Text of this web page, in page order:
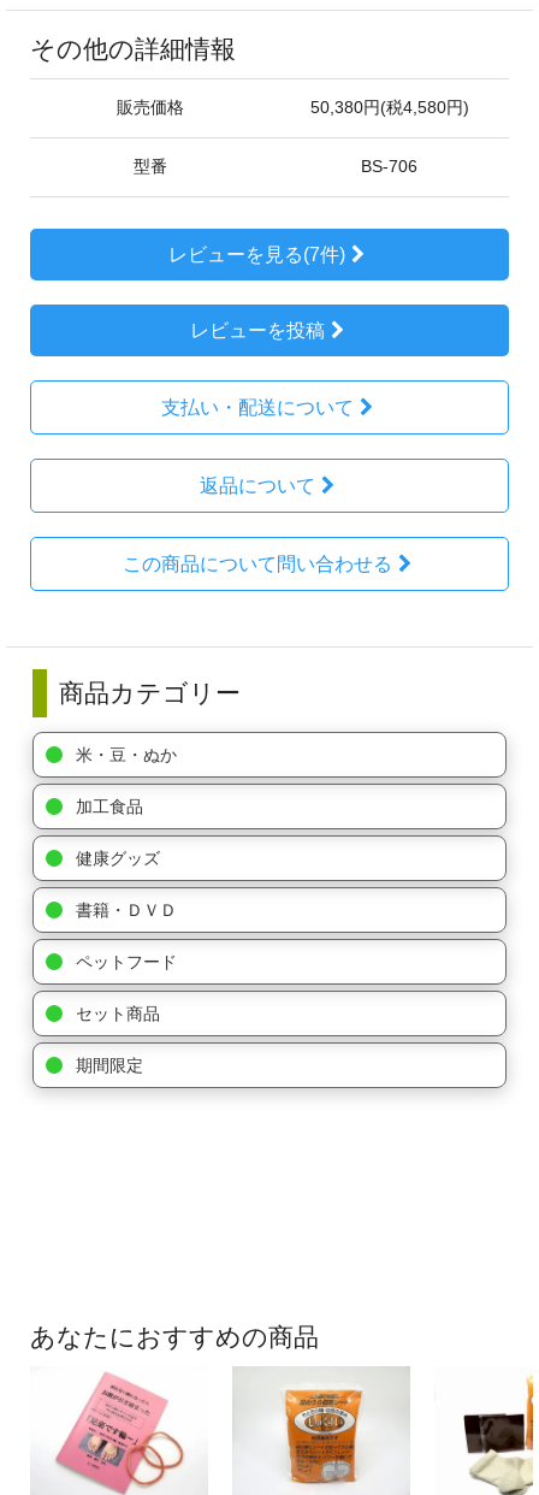
その他の詳細情報
販売価格 50,380円(税4,580円)
型番 BS-706
レビューを見る(7件)
レビューを投稿
支払い・配送について
返品について
この商品について問い合わせる
商品カテゴリー
米・豆・ぬか
加工食品
健康グッズ
書籍・ＤＶＤ
ペットフード
セット商品
期間限定
あなたにおすすめの商品